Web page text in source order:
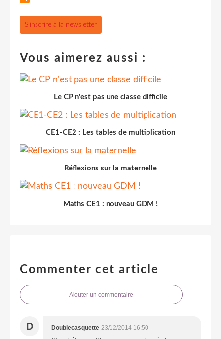
S'inscrire à la newsletter
Vous aimerez aussi :
Le CP n'est pas une classe difficile
CE1-CE2 : Les tables de multiplication
Réflexions sur la maternelle
Maths CE1 : nouveau GDM !
Commenter cet article
Ajouter un commentaire
D Doublecasquette 23/12/2014 16:50